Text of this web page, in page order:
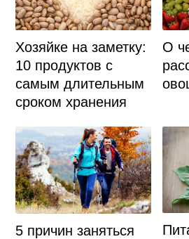
Хозяйке на заметку:
10 продуктов с
самым длительным
сроком хранения
О
5 причин заняться